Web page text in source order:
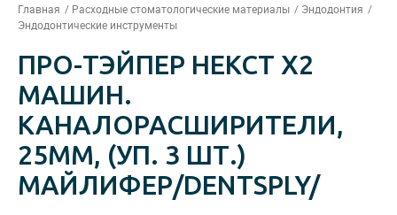
Главная Расходные стоматологические материалы
Эндодонтия
Эндодонтические инструменты
ПРО-ТЭЙПЕР НЕКСТ Х2
МАШИН.
КАНАЛОРАСШИРИТЕЛИ,
25ММ, (УП. 3 ШТ.)
МАЙЛИФЕР/DENTSPLY/